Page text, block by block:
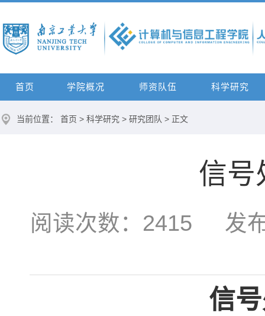
首页 学院概况 师资队伍 科学研究
当前位置： 首页 > 科学研究 > 研究团队 > 正文
信号
阅读次数： 2415 发布
信